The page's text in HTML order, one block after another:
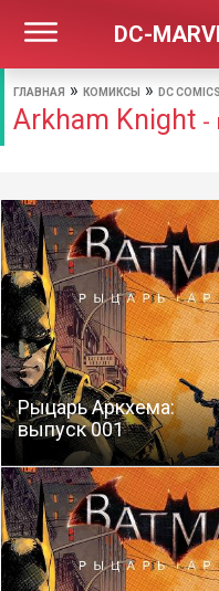
DC-
ГЛАВНАЯ » КОМИКСЫ » DC COMICS
Arkham Knight -
Рыцарь Аркхема:
выпуск 001